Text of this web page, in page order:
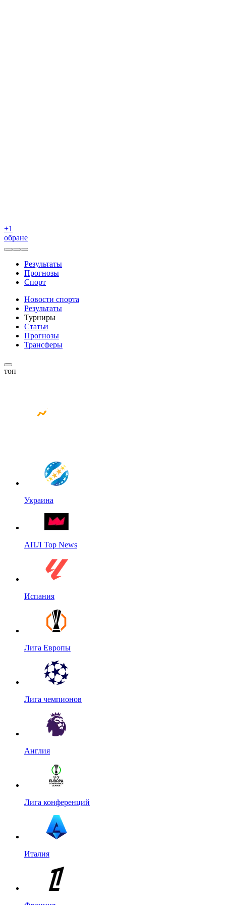
+1
обране
Результаты
Прогнозы
Спорт
Новости спорта
Результаты
Турниры
Статьи
Прогнозы
Трансферы
топ
Украина
АПЛ Top News
Испания
Лига Европы
Лига чемпионов
Англия
Лига конференций
Италия